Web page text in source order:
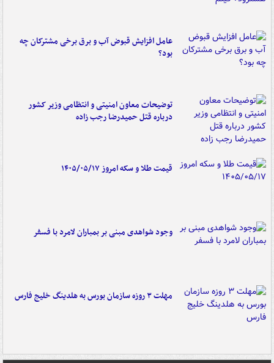
عامل افزایش قبوض آب و برق برخی مشترکان چه
بود؟
توضیحات معاون امنیتی و انتظامی وزیر کشور
درباره قتل حمیدرضا رجب زاده
قیمت طلا و سکه امروز ۱۴۰۵/۰۵/۱۷
وجود شواهدی مبنی بر بمباران لامرد با فسفر
مهلت ۳ روزه سازمان بورس به هلدینگ خلیج فارس